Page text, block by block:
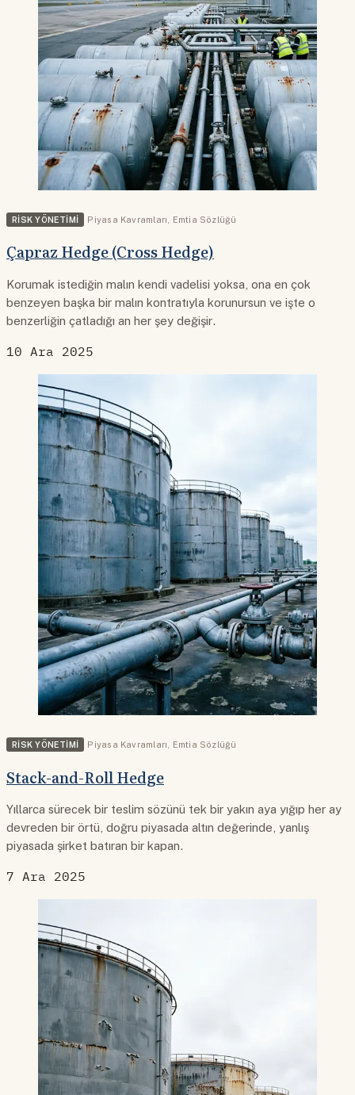
RISK YÖNETIMI Piyasa Kavramları Emtia Sözlüğü
Çapraz Hedge (Cross Hedge)
Korumak istediğin malın kendi vadelisi yoksa, ona en çok
benzeyen başka bir malın kontratıyla korunursun ve işte o
benzerliğin çatladığı an her şey değişir.
10 Ara 2025
RISK YÖNETIMI Piyasa Kavramları Emtia Sözlüğü
Stack-and-Roll Hedge
Yıllarca sürecek bir teslim sözünü tek bir yakın aya yığıp her ay
devreden bir örtü, doğru piyasada altın değerinde, yanlış
piyasada şirket batıran bir kapan.
7 Ara 2025